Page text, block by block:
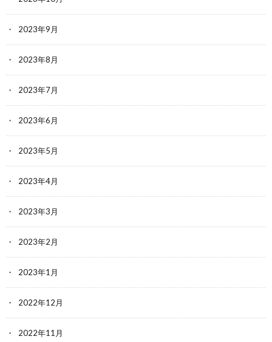
2023年9月
2023年8月
2023年7月
2023年6月
2023年5月
2023年4月
2023年3月
2023年2月
2023年1月
2022年12月
2022年11月